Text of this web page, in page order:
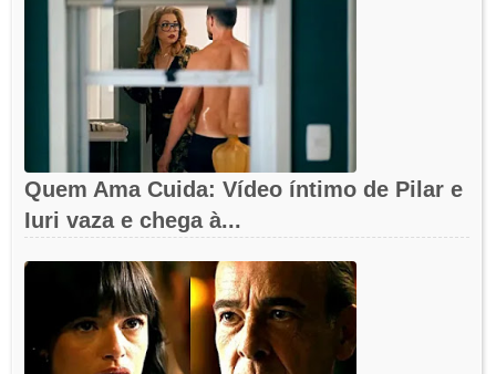
Quem Ama Cuida: Vídeo íntimo de Pilar e
Iuri vaza e chega à...